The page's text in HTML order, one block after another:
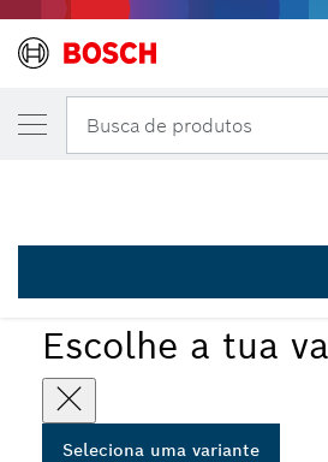
Busca de produtos
Escolhe a tua
Seleciona uma variante
A VARIANTE QUE SELECIONASTE
Conjunto All-in-One i-
2 608 669 091